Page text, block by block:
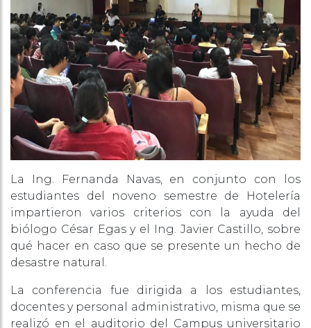
La Ing. Fernanda Navas, en conjunto con los
estudiantes del noveno semestre de Hotelería
impartieron varios criterios con la ayuda del
biólogo César Egas y el Ing. Javier Castillo, sobre
qué hacer en caso que se presente un hecho de
desastre natural.
La conferencia fue dirigida a los estudiantes,
docentes y personal administrativo, misma que se
realizó en el auditorio del Campus universitario